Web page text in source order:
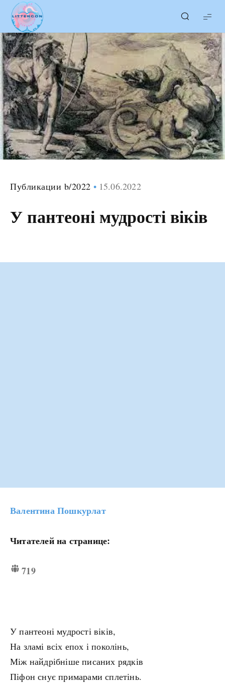
LITTERcon
Публикации b/2022 15.06.2022
У пантеоні мудрості віків
Валентина Пошкурлат
Читателей на странице:
719
У пантеоні мудрості віків,
На зламі всіх епох і поколінь,
Між найдрібніше писаних рядків
Піфон снує примарами сплетінь.